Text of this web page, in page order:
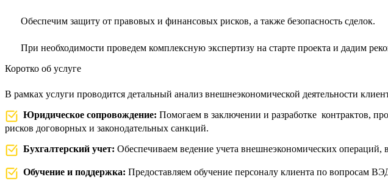
Обеспечим защиту от правовых и финансовых рисков, а также безопасность сделок.
При необходимости проведем комплексную экспертизу на старте проекта и дадим
Коротко об услуге
В рамках услуги проводится детальный анализ внешнеэкономической деятельности
Юридическое сопровождение: Помогаем в заключении и разработке контрактов,
рисков договорных и законодательных санкций.
Бухгалтерский учет: Обеспечиваем ведение учета внешнеэкономических
Обучение и поддержка: Предоставляем обучение персоналу клиента по вопросам